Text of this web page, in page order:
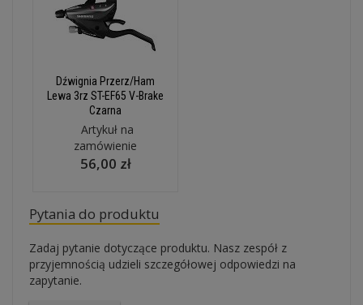
Dźwignia Przerz/Ham
Lewa 3rz ST-EF65 V-Brake
Czarna
Artykuł na
zamówienie
56,00 zł
Pytania do produktu
Zadaj pytanie dotyczące produktu. Nasz zespół z
przyjemnością udzieli szczegółowej odpowiedzi na
zapytanie.